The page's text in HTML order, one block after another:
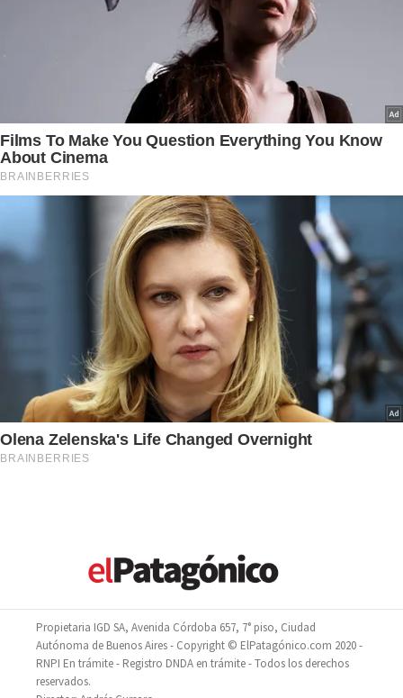
Propietaria IGD SA, Avenida Córdoba 657, 7° piso, Ciudad
Autónoma de Buenos Aires - Copyright © ElPatagónico.com 2020 -
RNPI En trámite - Registro DNDA en trámite - Todos los derechos
reservados.